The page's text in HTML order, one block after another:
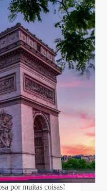
por muitas coisas!